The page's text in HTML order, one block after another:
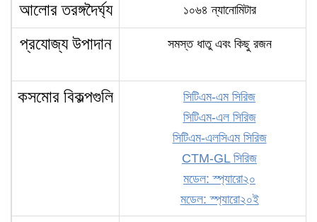
আলোর তরঙ্গদৈর্ঘ্য ১০৬৪ ন্যানোমিটার
প্রযোজ্য উপাদান সমস্ত ধাতু এবং কিছু রজন
কসমোর বিকল্পগুলি
সিটিএম-এম সিরিজ
সিটিএম-এল সিরিজ
সিটিএম-এলসিএম সিরিজ
CTM-GL সিরিজ
মডেল: স্প্যারো২০
মডেল: স্প্যারো২০ই